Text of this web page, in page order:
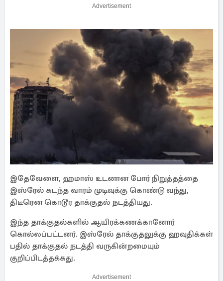
Advertisement
இதேவேளை, ஹமாஸ் உடனான போர் நிறுத்தத்தை
இஸ்ரேல் கடந்த வாரம் முடிவுக்கு கொண்டு வந்து,
திடீரென கொடூர தாக்குதல் நடத்தியது.
இந்த தாக்குதல்களில் ஆயிரக்கணக்கானோர்
கொல்லப்பட்டனர். இஸ்ரேல் தாக்குதலுக்கு ஹவுதிக்கள்
பதில் தாக்குதல் நடத்தி வருகின்றமையும்
குறிப்பிடத்தக்கது.
Advertisement